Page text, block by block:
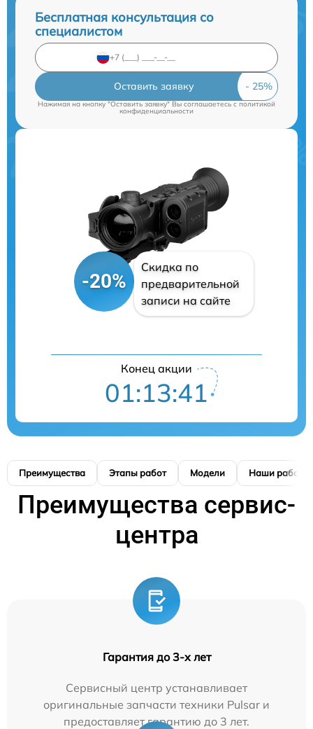
Бесплатная консультация со
специалистом
Оставить заявку
Нажимая на кнопку "Оставить заявку" Вы соглашаетесь cполитикой
конфиденциальности
-20%
Скидка по
предварительной
записи на сайте
Конец акции
01:13:41
Преимущества Этапы работ Модели Наши работы
Преимущества сервис-
центра
Гарантия до 3-х лет
Сервисный центр устанавливает
оригинальные запчасти техники Pulsar и
предоставляет гарантию до 3 лет.